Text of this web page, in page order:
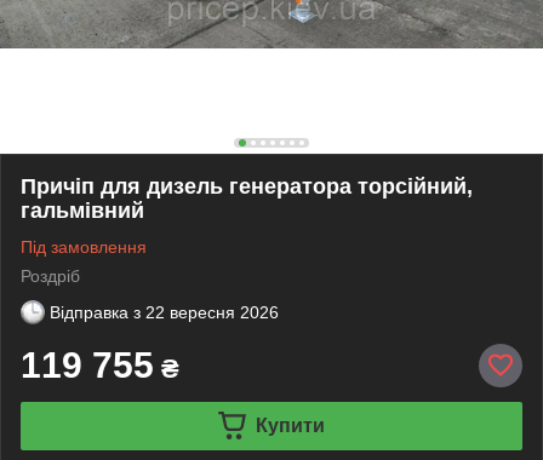
Причіп для дизель генератора торсійний,
гальмівний
Під замовлення
Роздріб
Відправка з 22 вересня 2026
119 755 ₴
Купити